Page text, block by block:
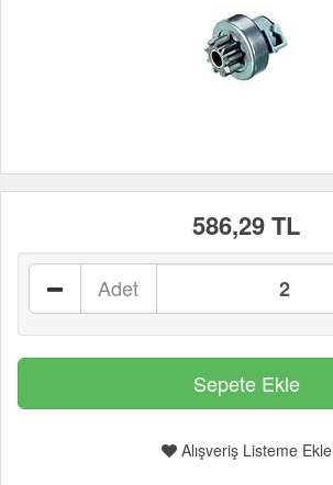
586,29 TL
Adet
Alışveriş Listeme Ekle